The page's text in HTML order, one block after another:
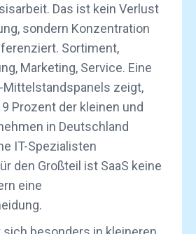
Das ist kein Verlust
sondern Konzentration
Sortiment,
Marketing, Service. Eine
Mittelstandspanels zeigt,
Prozent der kleinen und
in Deutschland
IT-Spezialisten
den Großteil ist SaaS keine
eine